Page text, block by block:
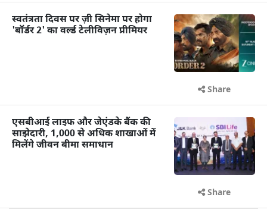
स्वतंत्रता दिवस पर ज़ी सिनेमा पर होगा
'बॉर्डर 2' का वर्ल्ड टेलीविज़न प्रीमियर
Share
एसबीआई लाइफ और जेएंडके बैंक की
साझेदारी, 1,000 से अधिक शाखाओं में
मिलेंगे जीवन बीमा समाधान
Share